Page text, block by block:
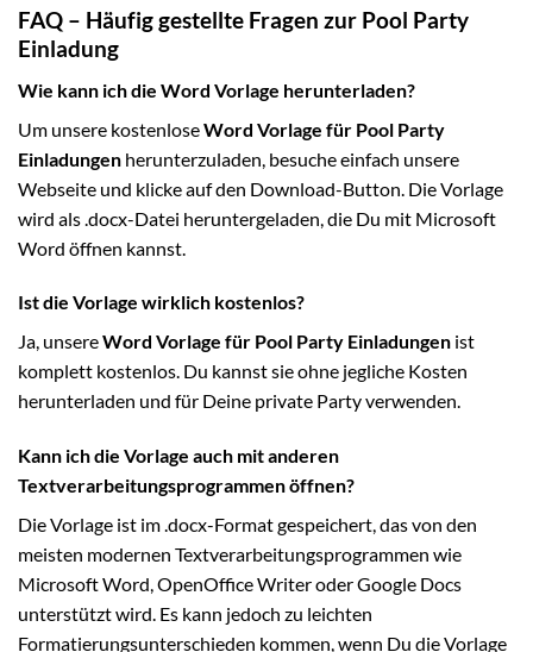
FAQ – Häufig gestellte Fragen zur Pool Party
Einladung
Wie kann ich die Word Vorlage herunterladen?
Um unsere kostenloseWord Vorlage für Pool Party
Einladungen herunterzuladen, besuche einfach unsere
Webseite und klicke auf den Download-Button. Die Vorlage
wird als .docx-Datei heruntergeladen, die Du mit Microsoft
Word öffnen kannst.
Ist die Vorlage wirklich kostenlos?
Ja, unsereWord Vorlage für Pool Party Einladungen ist
komplett kostenlos. Du kannst sie ohne jegliche Kosten
herunterladen und für Deine private Party verwenden.
Kann ich die Vorlage auch mit anderen
Textverarbeitungsprogrammen öffnen?
Die Vorlage ist im .docx-Format gespeichert, das von den
meisten modernen Textverarbeitungsprogrammen wie
Microsoft Word, OpenOffice Writer oder Google Docs
unterstützt wird. Es kann jedoch zu leichten
Formatierungsunterschieden kommen, wenn Du die Vorlage